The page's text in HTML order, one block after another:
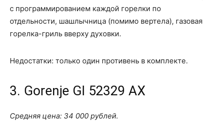
с программированием каждой горелки по
отдельности, шашлычница (помимо вертела), газовая
горелка-гриль вверху духовки.
Недостатки: только один противень в комплекте.
3. Gorenje GI 52329 AX
Средняя цена: 34 000 рублей.